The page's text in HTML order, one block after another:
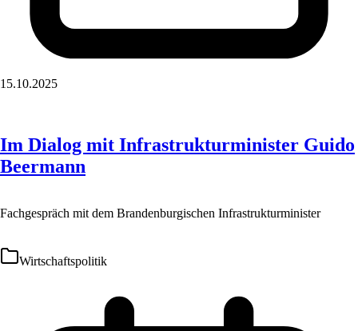
15.10.2025
Im Dialog mit Infrastrukturminister Guido
Beermann
Fachgespräch mit dem Brandenburgischen Infrastrukturminister
Wirtschaftspolitik